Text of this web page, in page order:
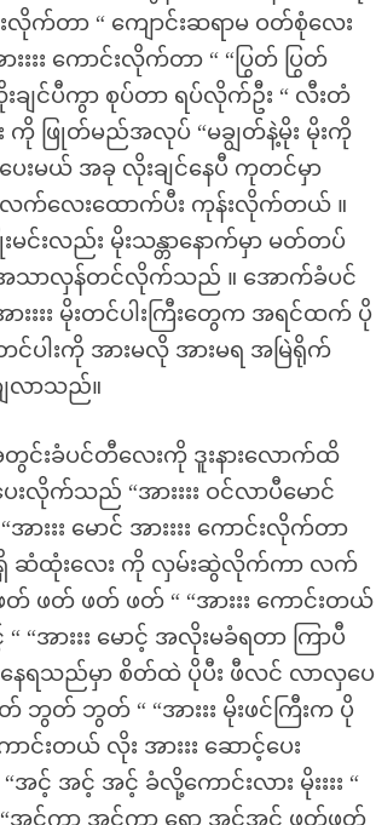
းလိုက်တာ “ ကျောင်းဆရာမ ဝတ်စုံလေး
းးး ကောင်းလိုက်တာ “ “ပြွတ် ပြွတ်
ာင် လိုးချင်ပီကွာ စုပ်တာ ရပ်လိုက်ဦး “ လီးတံ
ဖြုတ်မည်အလုပ် “မချွတ်နဲ့မိုး မိုးကို
ေးမယ် အခု လိုးချင်နေပီ ကုတင်မှာ
ာ လက်လေးထောက်ပီး ကုန်းလိုက်တယ် ။
င်းလည်း မိုးသန္တာနောက်မှာ မတ်တပ်
သာလှန်တင်လိုက်သည် ။ အောက်ခံပင်
းးး မိုးတင်ပါးကြီးတွေက အရင်ထက် ပို
မ တင်ပါးကို အားမလို အားမရ အမြဲရိုက်
လာသည်။
သန္တာ အတွင်းခံပင်တီလေးကို ဒူးနားလောက်ထိ
လိုက်သည် “အားးးး ဝင်လာပီမောင်
ားးး မောင် အားးးး ကောင်းလိုက်တာ
းရှိ ဆံထုံးလေး ကို လှမ်းဆွဲလိုက်ကာ လက်
ဖတ် ဖတ် ဖတ် “ “အားးး ကောင်းတယ်
“အားးး မောင့် အလိုးမခံရတာ ကြာပီ
လိုးနေရသည်မှာ စိတ်ထဲ ပိုပီး ဖီလင် လာလှပေ
ဘွတ် “ “အားးး မိုးဖင်ကြီးက ပို
င်းတယ် လိုး အားးး ဆောင့်ပေး
အင့် အင့် အင့် ခံလို့ကောင်းလား မိုးးးး “
“ “အင့်ကွာ အင့်ကွာ ရော့ အင့်အင့် ဖတ်ဖတ်